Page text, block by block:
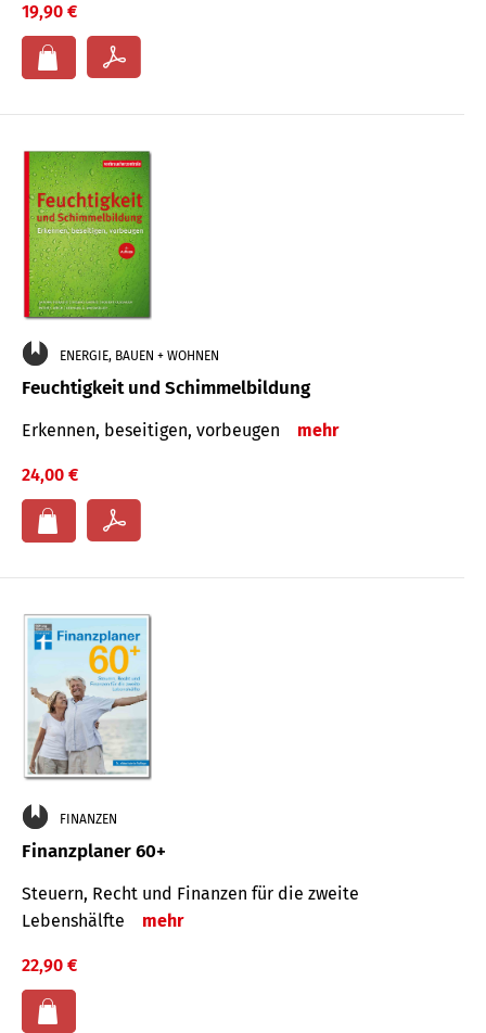
19,90 €
ENERGIE, BAUEN + WOHNEN
Feuchtigkeit und Schimmelbildung
Erkennen, beseitigen, vorbeugen mehr
24,00 €
FINANZEN
Finanzplaner 60+
Steuern, Recht und Finanzen für die zweite
Lebenshälfte
mehr
22,90 €